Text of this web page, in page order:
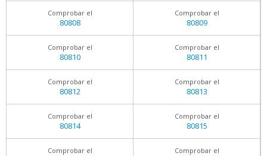
Comprobar el
80808
Comprobar el
80809
Comprobar el
80810
Comprobar el
80811
Comprobar el
80812
Comprobar el
80813
Comprobar el
80814
Comprobar el
80815
Comprobar el Comprobar el